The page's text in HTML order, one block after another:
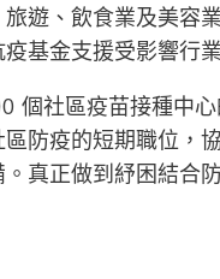
遊、飲食業及美容
基金支援受影響行
個社區疫苗接種中
防疫的短期職位，
真正做到紓困結合